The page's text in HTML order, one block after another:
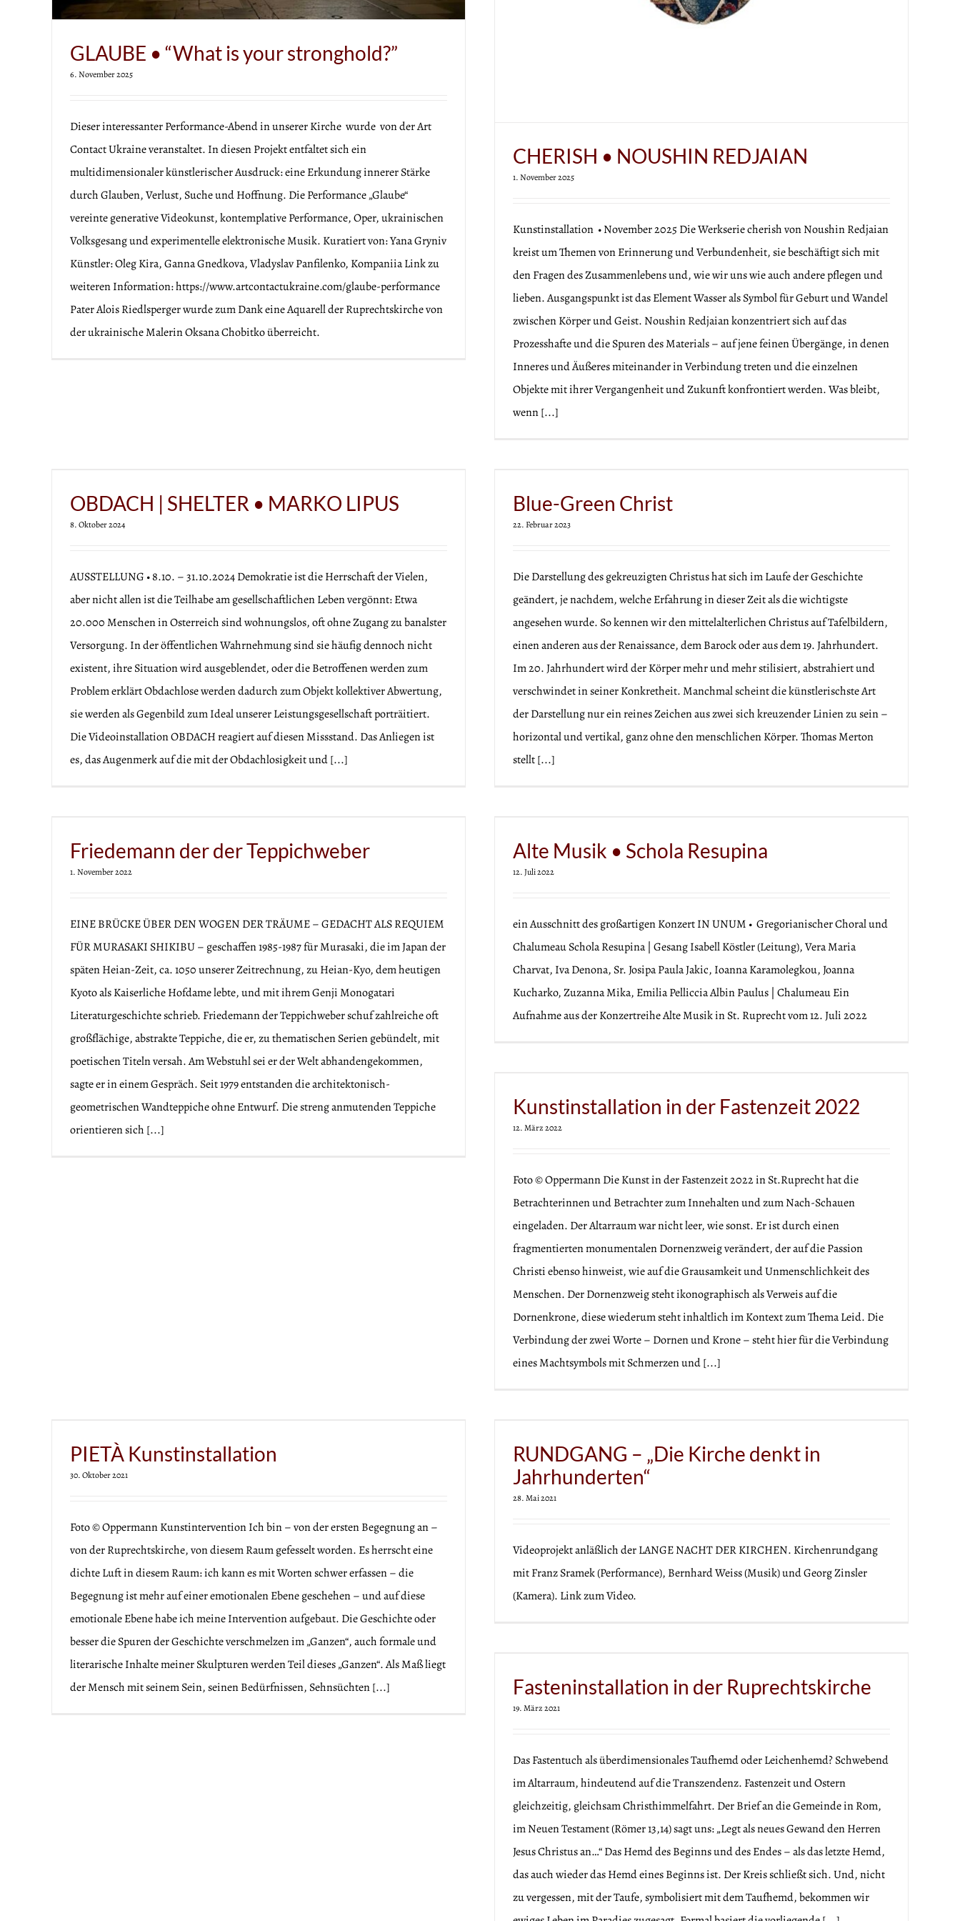
GLAUBE • “What is your stronghold?”
6. November 2025
Dieser interessanter Performance-Abend in unserer Kirche wurde von der Art
Contact Ukraine veranstaltet. In diesen Projekt entfaltet sich ein
multidimensionaler künstlerischer Ausdruck: eine Erkundung innerer Stärke
durch Glauben, Verlust, Suche und Hoffnung. Die Performance „Glaube“
vereinte generative Videokunst, kontemplative Performance, Oper, ukrainischen
Volksgesang und experimentelle elektronische Musik. Kuratiert von: Yana Gryniv
Künstler: Oleg Kira, Ganna Gnedkova, Vladyslav Panfilenko, Kompaniia Link zu
weiteren Information: https://www.artcontactukraine.com/glaube-performance
Pater Alois Riedlsperger wurde zum Dank eine Aquarell der Ruprechtskirche von
der ukrainische Malerin Oksana Chobitko überreicht.
CHERISH • NOUSHIN REDJAIAN
1. November 2025
Kunstinstallation • November 2025 Die Werkserie cherish von Noushin Redjaian
kreist um Themen von Erinnerung und Verbundenheit, sie beschäftigt sich mit
den Fragen des Zusammenlebens und, wie wir uns wie auch andere pflegen und
lieben. Ausgangspunkt ist das Element Wasser als Symbol für Geburt und Wandel
zwischen Körper und Geist. Noushin Redjaian konzentriert sich auf das
Prozesshafte und die Spuren des Materials – auf jene feinen Übergänge, in denen
Inneres und Äußeres miteinander in Verbindung treten und die einzelnen
Objekte mit ihrer Vergangenheit und Zukunft konfrontiert werden. Was bleibt,
wenn [...]
OBDACH | SHELTER • MARKO LIPUS
8. Oktober 2024
AUSSTELLUNG • 8.10. – 31.10.2024 Demokratie ist die Herrschaft der Vielen,
aber nicht allen ist die Teilhabe am gesellschaftlichen Leben vergönnt: Etwa
20.000 Menschen in Osterreich sind wohnungslos, oft ohne Zugang zu banalster
Versorgung. In der öffentlichen Wahrnehmung sind sie häufig dennoch nicht
existent, ihre Situation wird ausgeblendet, oder die Betroffenen werden zum
Problem erklärt Obdachlose werden dadurch zum Objekt kollektiver Abwertung,
sie werden als Gegenbild zum Ideal unserer Leistungsgesellschaft porträitiert.
Die Videoinstallation OBDACH reagiert auf diesen Missstand. Das Anliegen ist
es, das Augenmerk auf die mit der Obdachlosigkeit und [...]
kunstprojekt Blue-Green Christ
22. Februar 2023
Die Darstellung des gekreuzigten Christus hat sich im Laufe der Geschichte
geändert, je nachdem, welche Erfahrung in dieser Zeit als die wichtigste
angesehen wurde. So kennen wir den mittelalterlichen Christus auf Tafelbildern,
einen anderen aus der Renaissance, dem Barock oder aus dem 19. Jahrhundert.
Im 20. Jahrhundert wird der Körper mehr und mehr stilisiert, abstrahiert und
verschwindet in seiner Konkretheit. Manchmal scheint die künstlerischste Art
der Darstellung nur ein reines Zeichen aus zwei sich kreuzender Linien zu sein –
horizontal und vertikal, ganz ohne den menschlichen Körper. Thomas Merton
stellt [...]
Friedemann der der Teppichweber
1. November 2022
EINE BRÜCKE ÜBER DEN WOGEN DER TRÄUME – GEDACHT ALS REQUIEM
FÜR MURASAKI SHIKIBU – geschaffen 1985-1987 für Murasaki, die im Japan der
späten Heian-Zeit, ca. 1050 unserer Zeitrechnung, zu Heian-Kyo, dem heutigen
Kyoto als Kaiserliche Hofdame lebte, und mit ihrem Genji Monogatari
Literaturgeschichte schrieb. Friedemann der Teppichweber schuf zahlreiche oft
großflächige, abstrakte Teppiche, die er, zu thematischen Serien gebündelt, mit
poetischen Titeln versah. Am Webstuhl sei er der Welt abhandengekommen,
sagte er in einem Gespräch. Seit 1979 entstanden die architektonisch-
geometrischen Wandteppiche ohne Entwurf. Die streng anmutenden Teppiche
orientieren sich [...]
kunstprojekt Alte Musik • Schola Resupina
12. Juli 2022
ein Ausschnitt des großartigen Konzert IN UNUM • Gregorianischer Choral und
Chalumeau Schola Resupina | Gesang Isabell Köstler (Leitung), Vera Maria
Charvat, Iva Denona, Sr. Josipa Paula Jakic, Ioanna Karamolegkou, Joanna
Kucharko, Zuzanna Mika, Emilia Pelliccia Albin Paulus | Chalumeau Ein
Aufnahme aus der Konzertreihe Alte Musik in St. Ruprecht vom 12. Juli 2022
Kunstinstallation in der Fastenzeit 2022
Kunstinstallation in der Fastenzeit 2022
12. März 2022
Foto © Oppermann Die Kunst in der Fastenzeit 2022 in St.Ruprecht hat die
Betrachterinnen und Betrachter zum Innehalten und zum Nach-Schauen
eingeladen. Der Altarraum war nicht leer, wie sonst. Er ist durch einen
fragmentierten monumentalen Dornenzweig verändert, der auf die Passion
Christi ebenso hinweist, wie auf die Grausamkeit und Unmenschlichkeit des
Menschen. Der Dornenzweig steht ikonographisch als Verweis auf die
Dornenkrone, diese wiederum steht inhaltlich im Kontext zum Thema Leid. Die
Verbindung der zwei Worte – Dornen und Krone – steht hier für die Verbindung
eines Machtsymbols mit Schmerzen und [...]
PIETÀ Kunstinstallation
30. Oktober 2021
Foto © Oppermann Kunstintervention Ich bin – von der ersten Begegnung an –
von der Ruprechtskirche, von diesem Raum gefesselt worden. Es herrscht eine
dichte Luft in diesem Raum: ich kann es mit Worten schwer erfassen – die
Begegnung ist mehr auf einer emotionalen Ebene geschehen – und auf diese
emotionale Ebene habe ich meine Intervention aufgebaut. Die Geschichte oder
besser die Spuren der Geschichte verschmelzen im „Ganzen“, auch formale und
literarische Inhalte meiner Skulpturen werden Teil dieses „Ganzen“. Als Maß liegt
der Mensch mit seinem Sein, seinen Bedürfnissen, Sehnsüchten [...]
RUNDGANG – „Die Kirche denkt in
Jahrhunderten“
28. Mai 2021
Videoprojekt anläßlich der LANGE NACHT DER KIRCHEN. Kirchenrundgang
mit Franz Sramek (Performance), Bernhard Weiss (Musik) und Georg Zinsler
(Kamera). Link zum Video.
Fasteninstallation in der Ruprechtskirche
Fasteninstallation in der Ruprechtskirche
19. März 2021
Das Fastentuch als überdimensionales Taufhemd oder Leichenhemd? Schwebend
im Altarraum, hindeutend auf die Transzendenz. Fastenzeit und Ostern
gleichzeitig, gleichsam Christhimmelfahrt. Der Brief an die Gemeinde in Rom,
im Neuen Testament (Römer 13,14) sagt uns: „Legt als neues Gewand den Herren
Jesus Christus an…“ Das Hemd des Beginns und des Endes – als das letzte Hemd,
das auch wieder das Hemd eines Beginns ist. Der Kreis schließt sich. Und, nicht
zu vergessen, mit der Taufe, symbolisiert mit dem Taufhemd, bekommen wir